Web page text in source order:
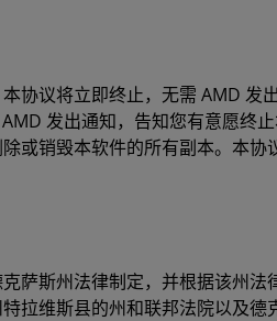
协议将立即终止，无需 AMD 发
发出通知，告知您有意愿终
或销毁本软件的所有副本。本
萨斯州法律制定，并根据该州
拉维斯县的州和联邦法院以及